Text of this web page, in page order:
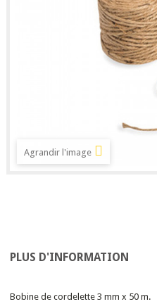
Agrandir l'image
PLUS D'INFORMATION
Bobine de cordelette 3 mm x 50 m.